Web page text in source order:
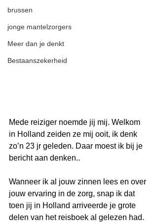
brussen
jonge mantelzorgers
Meer dan je denkt
Bestaanszekerheid
Mede reiziger noemde jij mij. Welkom
in Holland zeiden ze mij ooit, ik denk
zo’n 23 jr geleden. Daar moest ik bij je
bericht aan denken..
Wanneer ik al jouw zinnen lees en over
jouw ervaring in de zorg, snap ik dat
toen jij in Holland arriveerde je grote
delen van het reisboek al gelezen had.